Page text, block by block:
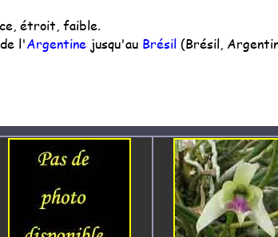
étroit, faible.
l'Argentinejusqu'au Brésil(Brésil,